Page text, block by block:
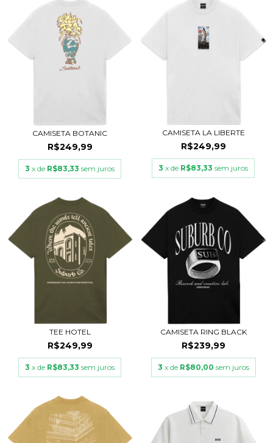
CAMISETA BOTANIC
R$249,99
3 x de R$83,33 sem juros
CAMISETA LA LIBERTE
R$249,99
3 x de R$83,33 sem juros
TEE HOTEL
R$249,99
3 x de R$83,33 sem juros
CAMISETA RING BLACK
R$239,99
3 x de R$80,00 sem juros